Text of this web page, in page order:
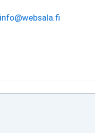
info@websala.fi